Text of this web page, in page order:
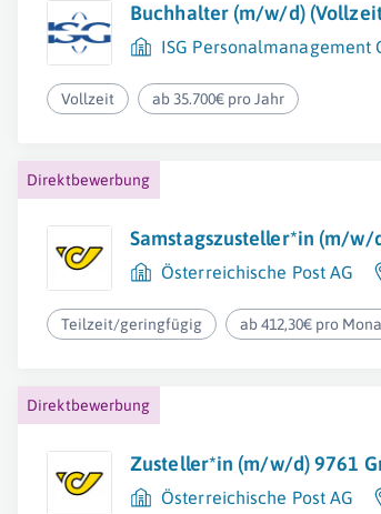
Buchhalter (m/w/d)
ISG Personalmanagement
Vollzeit ab 35.700€ pro Jahr
Direktbewerbung
Samstagszusteller*in (m/w/
Österreichische Post AG
Teilzeit/geringfügig ab 412,30€ pro
Direktbewerbung
Zusteller*in (m/w/d) 9761
Österreichische Post AG